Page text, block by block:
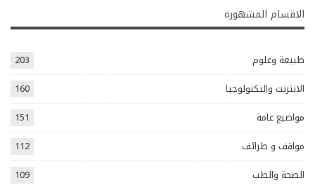
الاقسام المشهورة
طبيعة وعلوم
203
الانترنت والتكنولوجيا
160
مواضيع عامة
151
مواقف و طرائف
112
الصحة والطب
109